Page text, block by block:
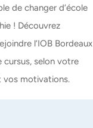
de changer d’école
! Découvrez
l’IOB Bordeaux
cursus, selon votre
vos motivations.